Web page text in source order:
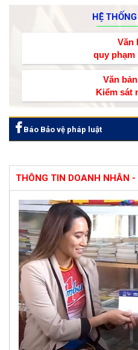
HỆ
Văn
quy phạm
Văn
Kiểm sát
Báo Bảo vệ pháp luật
THÔNG TIN DOANH NHÂN -